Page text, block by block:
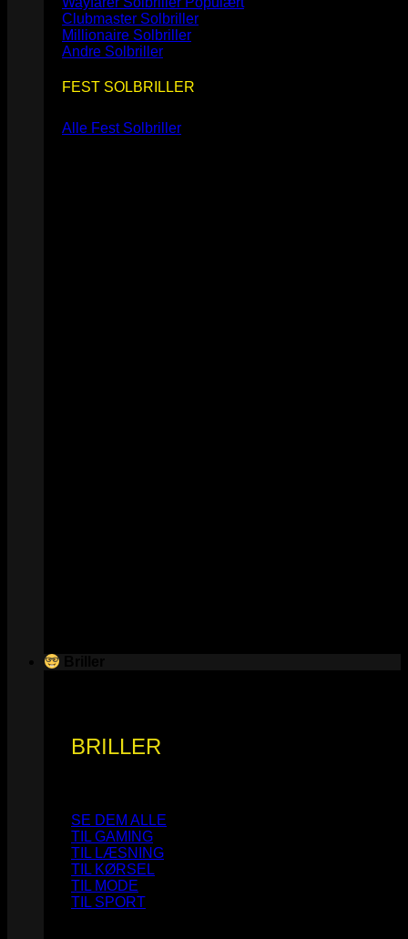
Clubmaster Solbriller
Millionaire Solbriller
Andre Solbriller
FEST SOLBRILLER
Alle Fest Solbriller
BRILLER
SE DEM ALLE
TIL GAMING
TIL LÆSNING
TIL KØRSEL
TIL MODE
TIL SPORT